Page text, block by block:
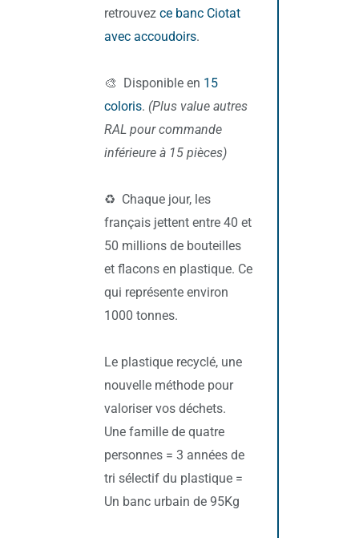
retrouvez ce banc Ciotat
avec accoudoirs.
🎨 Disponible en 15
coloris. (Plus value autres
RAL pour commande
inférieure à 15 pièces)
♻️ Chaque jour, les
français jettent entre 40 et
50 millions de bouteilles
et flacons en plastique. Ce
qui représente environ
1000 tonnes.
Le plastique recyclé, une
nouvelle méthode pour
valoriser vos déchets.
Une famille de quatre
personnes = 3 années de
tri sélectif du plastique =
Un banc urbain de 95Kg